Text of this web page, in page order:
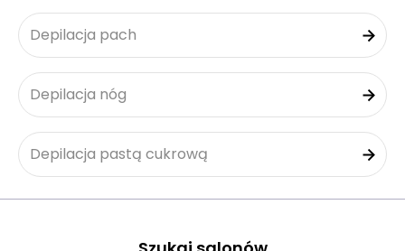
Depilacja pach
Depilacja nóg
Depilacja pastą cukrową